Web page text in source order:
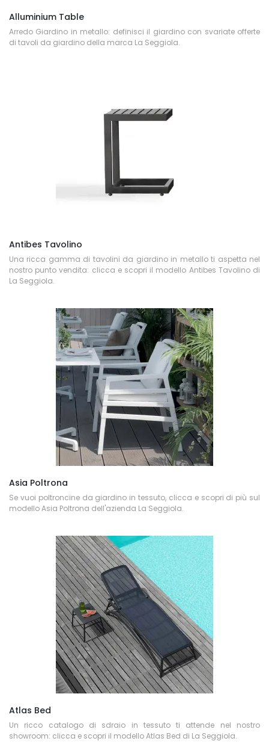
Alluminium Table
Arredo Giardino in metallo: definisci il giardino con svariate offerte
di tavoli da giardino della marca La Seggiola.
Antibes Tavolino
Una ricca gamma di tavolini da giardino in metallo ti aspetta nel
nostro punto vendita: clicca e scopri il modello Antibes Tavolino di
La Seggiola.
Asia Poltrona
Se vuoi poltroncine da giardino in tessuto, clicca e scopri di più sul
modello Asia Poltrona dell'azienda La Seggiola.
Atlas Bed
Un ricco catalogo di sdraio in tessuto ti attende nel nostro
showroom: clicca e scopri il modello Atlas Bed di La Seggiola.